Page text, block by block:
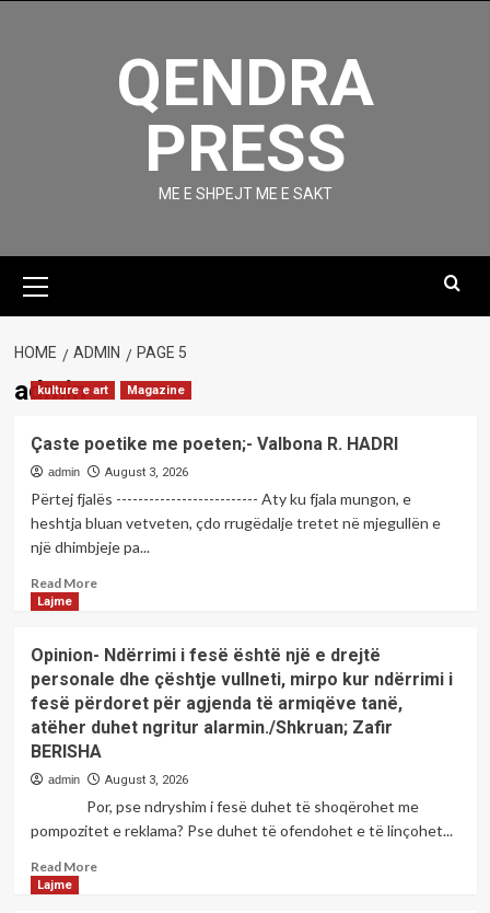
QENDRA
PRESS
ME E SHPEJT ME E SAKT
Menu
HOME ADMIN PAGE 5
admin
kulture e art Magazine
Çaste poetike me poeten;- Valbona R. HADRI
admin August 3, 2026
Përtej fjalës -------------------------- Aty ku fjala mungon, e
heshtja bluan vetveten, çdo rrugëdalje tretet në mjegullën e
një dhimbjeje pa...
Read MoreRead
poetike
me
poeten;-
Valbona
R.
Lajme
Opinion- Ndërrimi i fesë është një e drejtë
personale dhe çështje vullneti, mirpo kur ndërrimi i
fesë përdoret për agjenda të armiqëve tanë,
atëher duhet ngritur alarmin./Shkruan; Zafir
BERISHA
admin August 3, 2026
Por, pse ndryshim i fesë duhet të shoqërohet me
pompozitet e reklama? Pse duhet të ofendohet e të linçohet...
Read MoreRead
Lajme